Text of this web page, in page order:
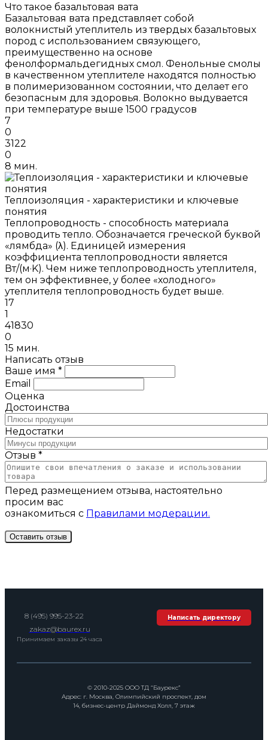
Что такое базальтовая вата
Базальтовая вата представляет собой
волокнистый утеплитель из твердых базальтовых
пород с использованием связующего,
преимущественно на основе
фенолформальдегидных смол. Фенольные смолы
в качественном утеплителе находятся полностью
в полимеризованном состоянии, что делает его
безопасным для здоровья. Волокно выдувается
при температуре выше 1500 градусов
7
0
3122
0
8 мин.
Теплоизоляция - характеристики и ключевые
понятия
Теплопроводность - способность материала
проводить тепло. Обозначается греческой буквой
«лямбда» (λ). Единицей измерения
коэффициента теплопроводности является
Вт/(м·K). Чем ниже теплопроводность утеплителя,
тем он эффективнее, у более «холодного»
утеплителя теплопроводность будет выше.
17
1
41830
0
15 мин.
Написать отзыв
Ваше имя *
Email
Оценка
Достоинства
Недостатки
Отзыв *
Перед размещением отзыва, настоятельно
просим вас
ознакомиться с Правилами модерации.
8 (495) 995-23-22
zakaz@baurex.ru
Принимаем заказы 24 часа
Написать директору
© 2010-2025 ООО ТД “Баурекс”
Адрес: г. Москва, Олимпийский проспект, дом
14, бизнес-центр Даймонд Холл, 7 этаж